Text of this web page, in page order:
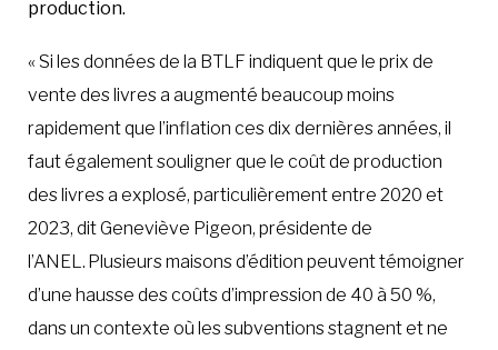
production.
« Si les données de la BTLF indiquent que le prix de
vente des livres a augmenté beaucoup moins
rapidement que l’inflation ces dix dernières années, il
faut également souligner que le coût de production
des livres a explosé, particulièrement entre 2020 et
2023, dit Geneviève Pigeon, présidente de
l’ANEL. Plusieurs maisons d’édition peuvent témoigner
d’une hausse des coûts d’impression de 40 à 50 %,
dans un contexte où les subventions stagnent et ne